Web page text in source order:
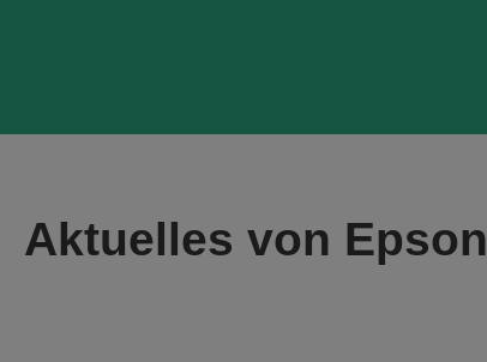
Aktuelles von Epson